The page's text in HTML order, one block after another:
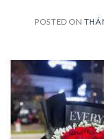
POSTED ON